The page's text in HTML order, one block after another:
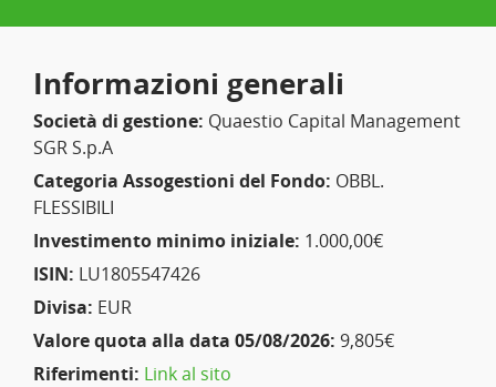
Informazioni generali
Società di gestione: Quaestio Capital Management
SGR S.p.A
Categoria Assogestioni del Fondo: OBBL.
FLESSIBILI
Investimento minimo iniziale: 1.000,00€
ISIN: LU1805547426
Divisa: EUR
Valore quota alla data 05/08/2026: 9,805€
Riferimenti: Link al sito